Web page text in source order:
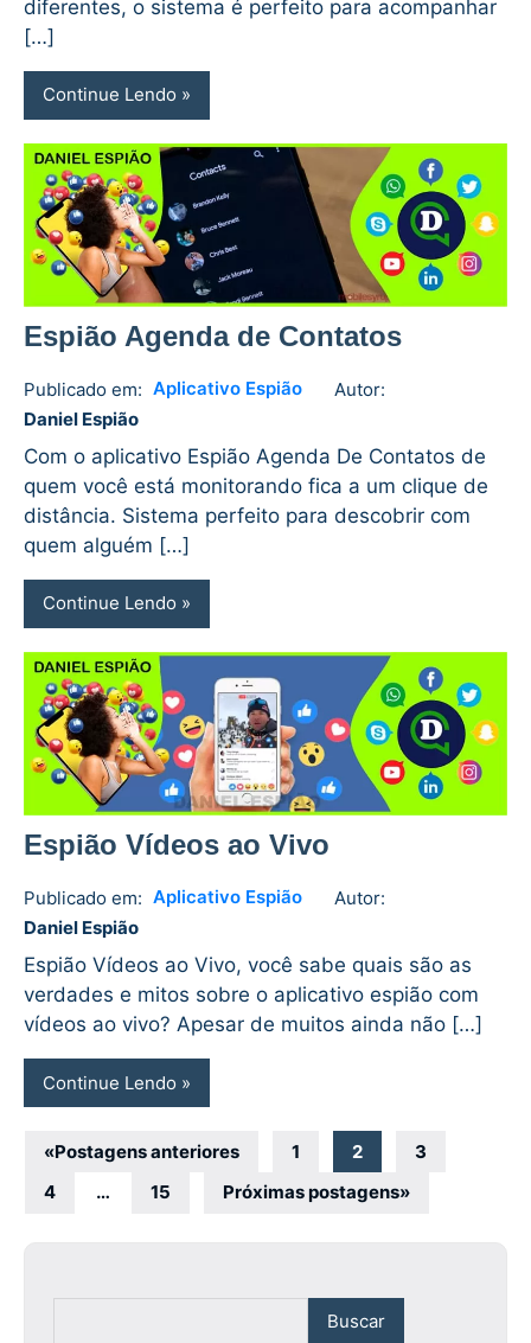
diferentes, o sistema é perfeito para acompanhar
[…]
Continue Lendo
Espião Agenda de Contatos
Publicado em: Aplicativo Espião
Autor:
Daniel Espião
Daniel
No
Com o aplicativo Espião Agenda De Contatos de
quem você está monitorando fica a um clique de
distância. Sistema perfeito para descobrir com
quem alguém […]
Continue Lendo
Espião Vídeos ao Vivo
Publicado em: Aplicativo Espião
Autor:
Daniel Espião
Daniel
No
Espião Vídeos ao Vivo, você sabe quais são as
verdades e mitos sobre o aplicativo espião com
vídeos ao vivo? Apesar de muitos ainda não […]
Continue Lendo
Navegação
por
«Postagens anteriores 1 2
3
4
… 15 Próximas postagens»